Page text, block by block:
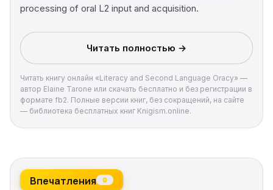
processing of oral L2 input and acquisition.
Читать полностью →
Читать книгу онлайн «Literacy and Second Language Oracy» —
автор Elaine Tarone или скачать бесплатно и без регистрации в
формате fb2. Полные версии книг, без сокращений, на сайте
— библиотека бесплатных книг Knigism.online.
Впечатления 0